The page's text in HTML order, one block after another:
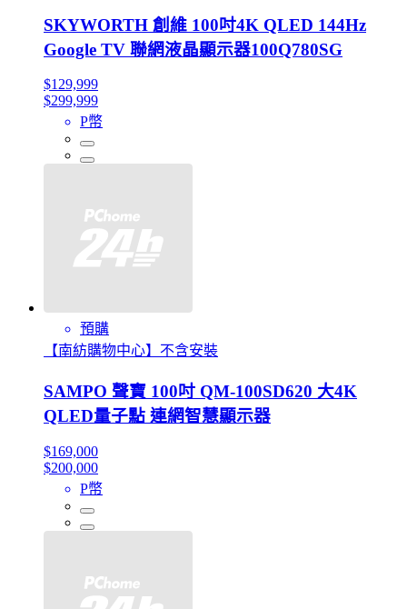
SKYWORTH 創維 100吋4K QLED 144Hz
Google TV 聯網液晶顯示器100Q780SG
$129,999
$299,999
P幣
預購
【南紡購物中心】不含安裝
SAMPO 聲寶 100吋 QM-100SD620 大4K
QLED量子點 連網智慧顯示器
$169,000
$200,000
P幣